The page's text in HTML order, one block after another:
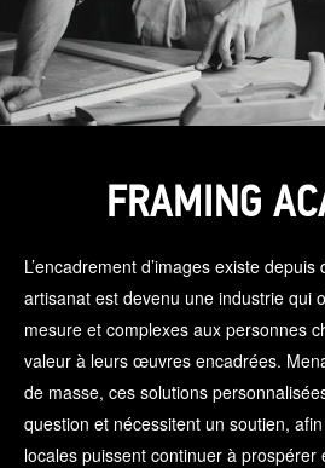
FRAMING
L’encadrement d’images existe
artisanat est devenu une industrie qui
mesure et complexes aux personnes
valeur à leurs œuvres encadrées.
de masse, ces solutions
question et nécessitent un soutien,
locales puissent continuer à